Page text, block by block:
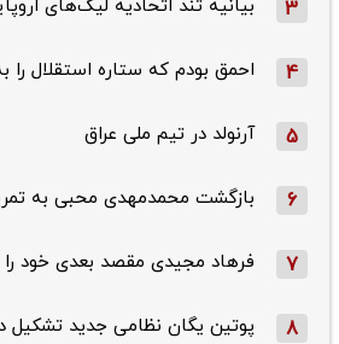
3 بیانیه تند اتحادیه لیگ‌های
4 احمق بودم که ستاره استقلال را
5 آرنولد در تیم ملی عراق
6 بازگشت محمدمهدی محبی به
7 فرهاد مجیدی مقصد بعدی خود
8 پوتین یگان نظامی جدید تشکیل